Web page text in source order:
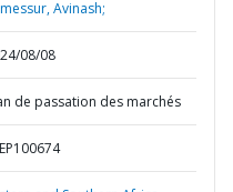
Avinash;
08/08
de passation des marchés